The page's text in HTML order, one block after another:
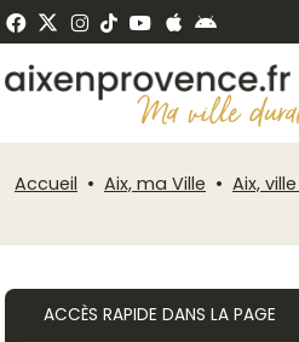
Accueil Aix, ma Ville Aix,
ACCÈS RAPIDE DANS LA PAGE
des cookies